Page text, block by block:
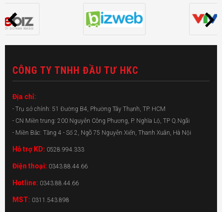
CÔNG TY TNHH ĐẦU TƯ HKC
Địa chỉ:
- Trụ sở chính: 51 Đường B4, Phường Tây Thạnh, TP. HCM
- CN Miền trung: 200 Nguyễn Công Phương, P. Nghĩa Lộ, TP Q.Ngãi
- Miền Bắc: Tầng 4 - Số 2, Ngõ 75 Nguyễn Xiển, Thanh Xuân, Hà Nội
Hỗ trợ KD: 0528.994.333
Điện thoại: 0343.88.44.66
Hotline: 0343.88.44.66
MST: 0311.543.898